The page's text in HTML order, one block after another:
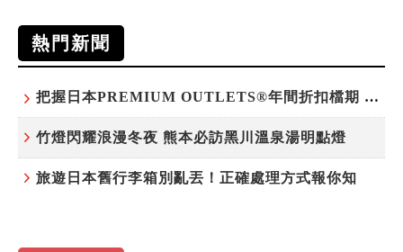
熱門新聞
把握日本PREMIUM OUTLETS®年間折扣檔期 越買越划算
竹燈閃耀浪漫冬夜 熊本必訪黑川溫泉湯明點燈
旅遊日本舊行李箱別亂丟！正確處理方式報你知